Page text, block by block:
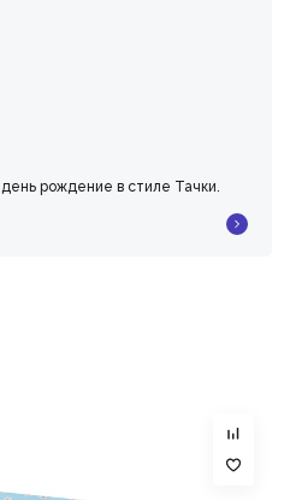
рождение в стиле Тачки.